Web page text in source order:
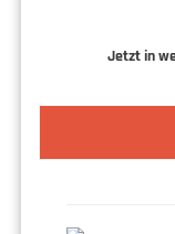
Jetzt in